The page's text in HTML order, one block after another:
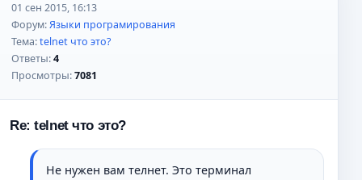
01 сен 2015, 16:13
Форум:Языки програмирования
Тема:telnet что это?
Ответы:4
Просмотры:7081
Re: telnet что это?
Не нужен вам телнет. Это терминал